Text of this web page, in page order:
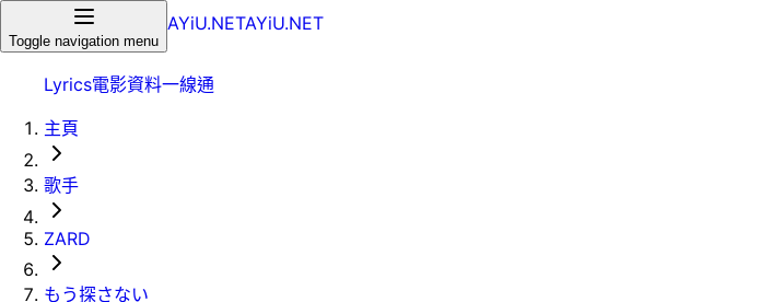
Toggle navigation menu
AYiU.NETAYiU.NET
Lyrics電影資料一線通
主頁
歌手
ZARD
もう探さない